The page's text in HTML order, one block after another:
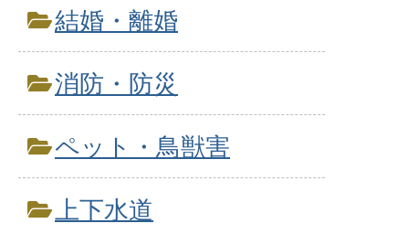
結婚・離婚
消防・防災
ペット・鳥獣害
上下水道